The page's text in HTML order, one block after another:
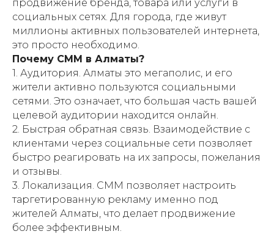
продвижение бренда, товара или услуги в
социальных сетях. Для города, где живут
миллионы активных пользователей интернета,
это просто необходимо.
Почему СММ в Алматы?
1. Аудитория. Алматы это мегаполис, и его
жители активно пользуются социальными
сетями. Это означает, что большая часть вашей
целевой аудитории находится онлайн.
2. Быстрая обратная связь. Взаимодействие с
клиентами через социальные сети позволяет
быстро реагировать на их запросы, пожелания
и отзывы.
3. Локализация. СММ позволяет настроить
таргетированную рекламу именно под
жителей Алматы, что делает продвижение
более эффективным.